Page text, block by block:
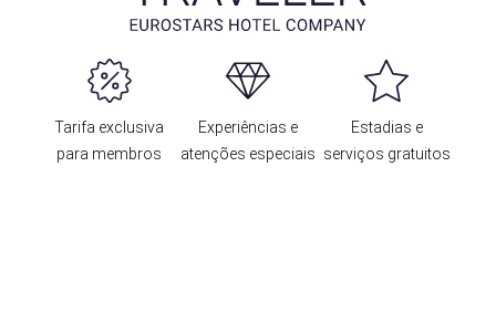
Tarifa exclusiva
para membros
Experiências e
atenções especiais
Estadias e
serviços gratuitos